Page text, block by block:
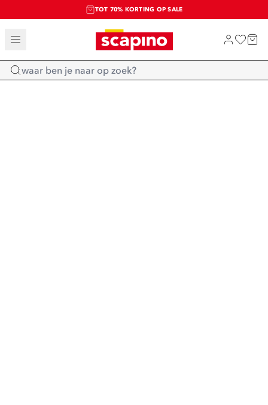
TOT 70% KORTING OP SALE
SALE: LAATSTE KANS!
SHOP NIEUW
Home